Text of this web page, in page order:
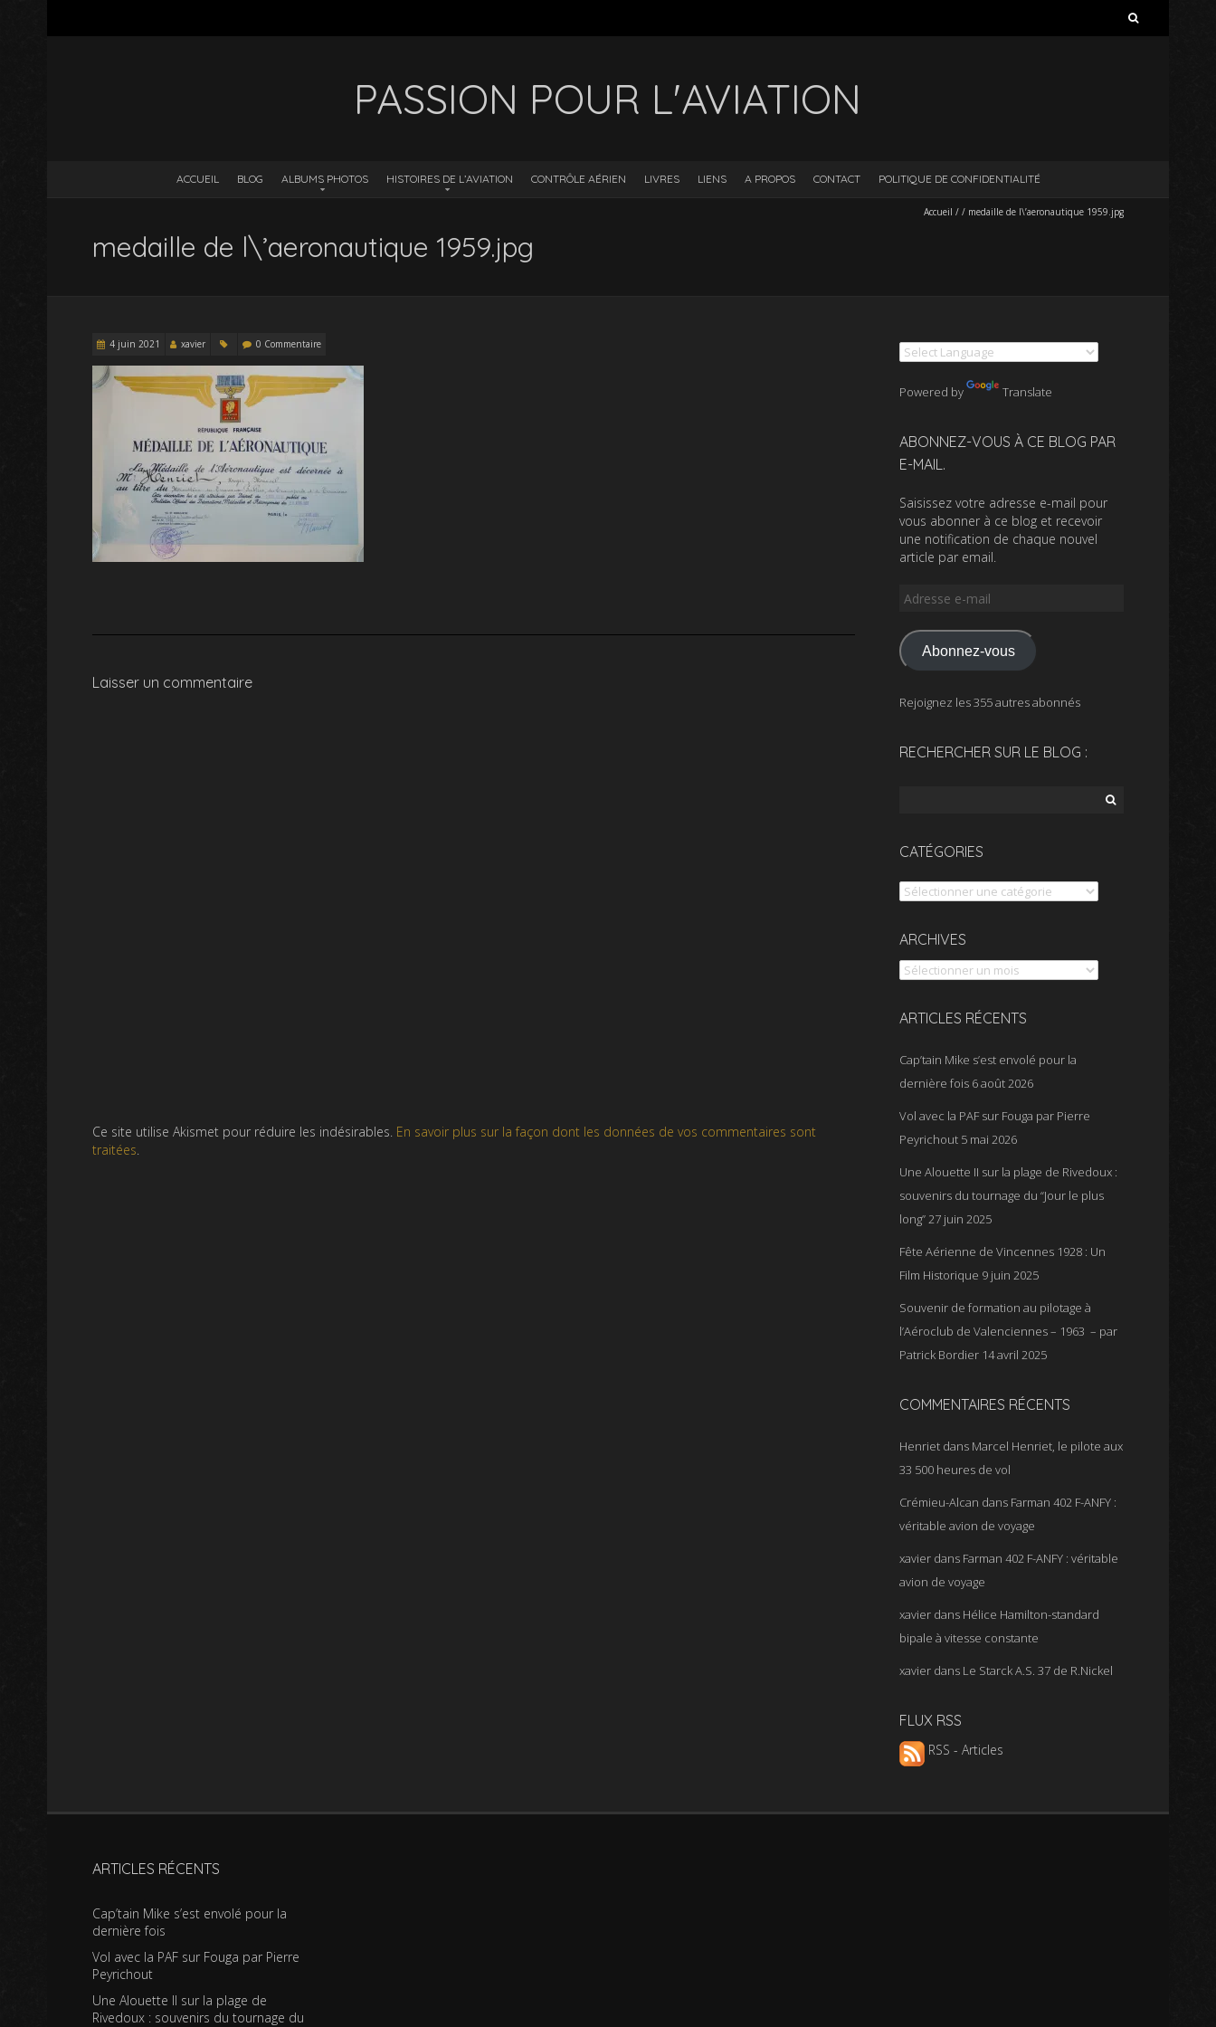
PASSION POUR L'AVIATION
ACCUEIL BLOG ALBUMS PHOTOS HISTOIRES DE L’AVIATION CONTRÔLE AÉRIEN LIVRES LIENS A PROPOS CONTACT POLITIQUE DE CONFIDENTIALITÉ
Accueil // medaille de l\’aeronautique 1959.jpg
medaille de l\’aeronautique 1959.jpg
4 juin 2021 xavier 0 Commentaire
Laisser un commentaire
Ce site utilise Akismet pour réduire les indésirables. En savoir plus sur la façon dont les données de vos commentaires sont
traitées.
Powered by Translate
ABONNEZ-VOUS À CE BLOG PAR
E-MAIL.
Saisissez votre adresse e-mail pour
vous abonner à ce blog et recevoir
une notification de chaque nouvel
article par email.
Adresse
mail
Abonnez-vous
Rejoignez les 355 autres abonnés
RECHERCHER SUR LE BLOG :
CATÉGORIES
Catégories
ARCHIVES
Archives
ARTICLES RÉCENTS
Cap’tain Mike s’est envolé pour la
dernière fois 6 août 2026
Vol avec la PAF sur Fouga par Pierre
Peyrichout 5 mai 2026
Une Alouette II sur la plage de Rivedoux :
souvenirs du tournage du “Jour le plus
long”27 juin 2025
Fête Aérienne de Vincennes 1928 : Un
Film Historique 9 juin 2025
Souvenir de formation au pilotage à
l’Aéroclub de Valenciennes – 1963 – par
Patrick Bordier 14 avril 2025
COMMENTAIRES RÉCENTS
Henriet dans Marcel Henriet, le pilote aux
33 500 heures de vol
Crémieu-Alcan dans Farman 402 F-ANFY :
véritable avion de voyage
xavier dans Farman 402 F-ANFY : véritable
avion de voyage
xavier dans Hélice Hamilton-standard
bipale à vitesse constante
xavier dans Le Starck A.S. 37 de R.Nickel
FLUX RSS
RSS - Articles
ARTICLES RÉCENTS
Cap’tain Mike s’est envolé pour la
dernière fois
Vol avec la PAF sur Fouga par Pierre
Peyrichout
Une Alouette II sur la plage de
Rivedoux : souvenirs du tournage du